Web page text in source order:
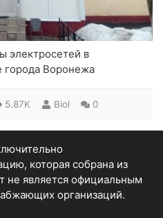
электросетей в
Воронежа
5.87K Biol 0
которая собрана из
не является официальным
организаций.